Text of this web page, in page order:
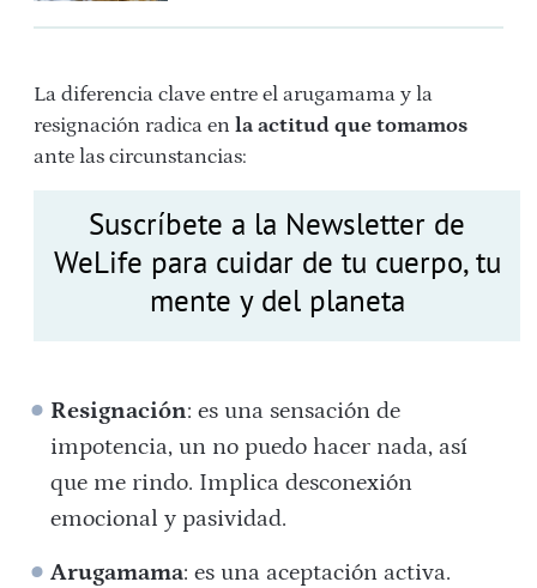
La diferencia clave entre el arugamama y la
resignación radica en la actitud que tomamos
ante las circunstancias:
Suscríbete a la Newsletter de
WeLife para cuidar de tu cuerpo, tu
mente y del planeta
Resignación: es una sensación de
impotencia, un no puedo hacer nada, así
que me rindo. Implica desconexión
emocional y pasividad.
Arugamama: es una aceptación activa.